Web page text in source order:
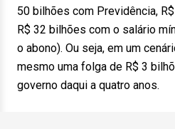
50 bilhões com Previdência,
R$ 32 bilhões com o salário
o abono). Ou seja, em um
mesmo uma folga de R$ 3
governo daqui a quatro anos.